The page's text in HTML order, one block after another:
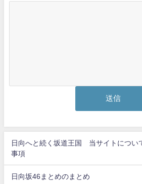
日向へと続く坂道王国 当サイトにつ
事項
日向坂46まとめのまとめ